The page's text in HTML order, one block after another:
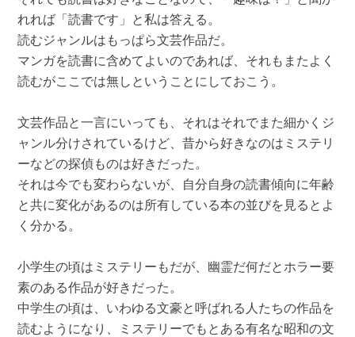
れれば「読書です」と私は答える。
読むジャンルはもっぱら文芸作品だ。
マンガを読書に含めてよいのであれば、それもまたよく
読むがここでは無しということにしておこう。
文芸作品と一言にいっても、それはそれでまた細かくジ
ャンル分けされているけど、昔から好きなのはミステリ
ーなどの探偵ものは好きだった。
それは今でも変わらないが、自分自身の読書傾向に年齢
と共に変化があるのは所有している本の並びを見るとよ
く分かる。
小学生の頃はミステリーもだが、幽霊だ何だとホラー要
素のある作品が好きだった。
中学生の頃は、いわゆる文豪と呼ばれる人たちの作品を
読むようになり、ミステリーでもとある有名な昭和の文